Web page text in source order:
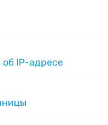
IP-адресе